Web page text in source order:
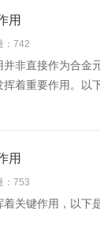
用
：742
非直接作为合金
着重要作用。以
用
：753
关键作用，以下